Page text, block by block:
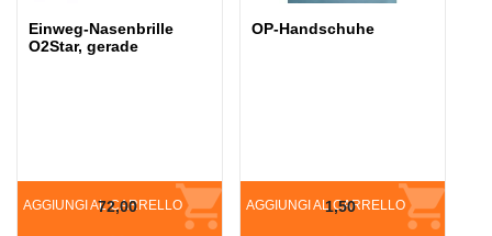
Einweg-Nasenbrille
O2Star, gerade
AGGIUNGI AL CARRELLO
72,00
OP-Handschuhe
AGGIUNGI AL CARRELLO
1,50